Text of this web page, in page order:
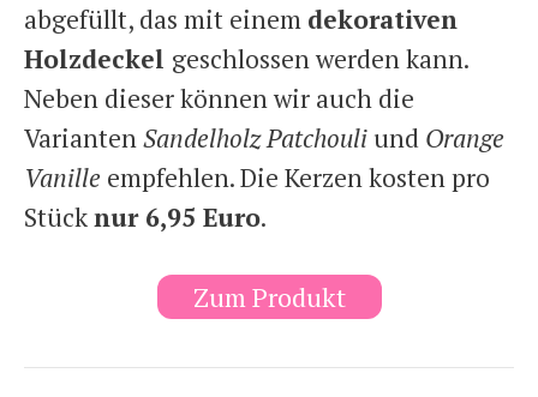
abgefüllt, das mit einem dekorativen
Holzdeckel geschlossen werden kann.
Neben dieser können wir auch die
VariantenSandelholz Patchouli und Orange
Vanille empfehlen. Die Kerzen kosten pro
Stücknur 6,95 Euro.
Zum Produkt